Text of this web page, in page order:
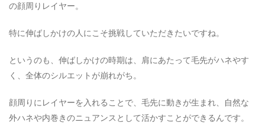
の顔周りレイヤー。
特に伸ばしかけの人にこそ挑戦していただきたいですね。
というのも、伸ばしかけの時期は、肩にあたって毛先がハネやす
く、全体のシルエットが崩れがち。
顔周りにレイヤーを入れることで、毛先に動きが生まれ、自然な
外ハネや内巻きのニュアンスとして活かすことができるんです。